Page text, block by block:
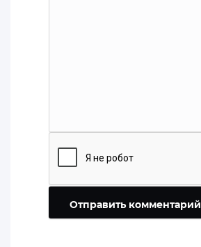
Отправить комментарий